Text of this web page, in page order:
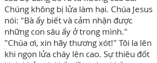
Chúng không bị lửa làm hại. Chúa Jesus
nói: "Bà ấy biết và cảm nhận được
những con sâu ấy ở trong mình."
"Chúa ơi, xin hãy thương xót!" Tôi la lên
khi ngọn lửa cháy lên cao. Sự thiêu đốt